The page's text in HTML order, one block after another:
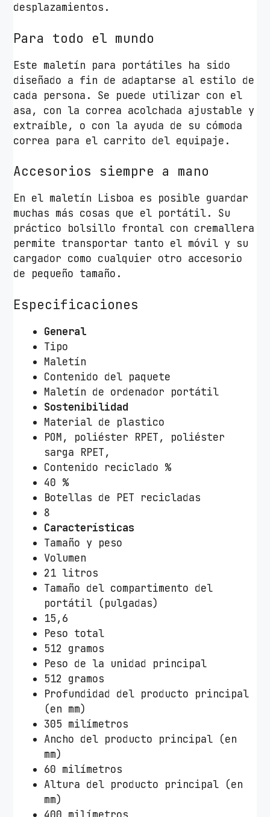
desplazamientos.
Para todo el mundo
Este maletín para portátiles ha sido
diseñado a fin de adaptarse al estilo de
cada persona. Se puede utilizar con el
asa, con la correa acolchada ajustable y
extraíble, o con la ayuda de su cómoda
correa para el carrito del equipaje.
Accesorios siempre a mano
En el maletín Lisboa es posible guardar
muchas más cosas que el portátil. Su
práctico bolsillo frontal con cremallera
permite transportar tanto el móvil y su
cargador como cualquier otro accesorio
de pequeño tamaño.
Especificaciones
General
Tipo
Maletín
Contenido del paquete
Maletín de ordenador portátil
Sostenibilidad
Material de plastico
POM, poliéster RPET, poliéster
sarga RPET,
Contenido reciclado %
40 %
Botellas de PET recicladas
8
Características
Tamaño y peso
Volumen
21 litros
Tamaño del compartimento del
portátil (pulgadas)
15,6
Peso total
512 gramos
Peso de la unidad principal
512 gramos
Profundidad del producto principal
(en mm)
305 milímetros
Ancho del producto principal (en
mm)
60 milímetros
Altura del producto principal (en
mm)
400 milímetros